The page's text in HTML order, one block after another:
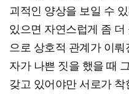
괴적인 양상을 보일 수
있으면 자연스럽게 좀
으로 상호적 관계가 이뤄
자가 나쁜 짓을 했을 때
갖고 있어야만 서로가 착